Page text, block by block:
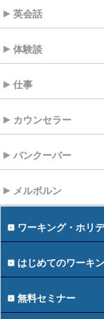
英会話
体験談
仕事
カウンセラー
バンクーバー
メルボルン
ワーキング・ホリ
はじめてのワーキ
無料セミナー